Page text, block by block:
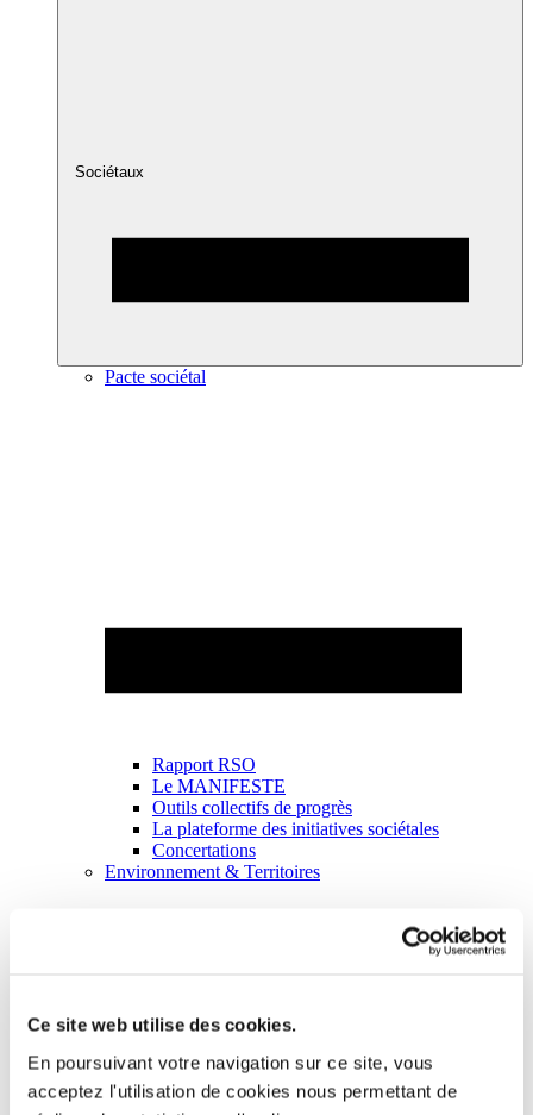
Ce site web utilise des cookies.
En poursuivant votre navigation sur ce site, vous
acceptez l'utilisation de cookies nous permettant de
Sociétaux
Pacte sociétal
Rapport RSO
Le MANIFESTE
Outils collectifs de progrès
La plateforme des initiatives sociétales
Concertations
Environnement & Territoires